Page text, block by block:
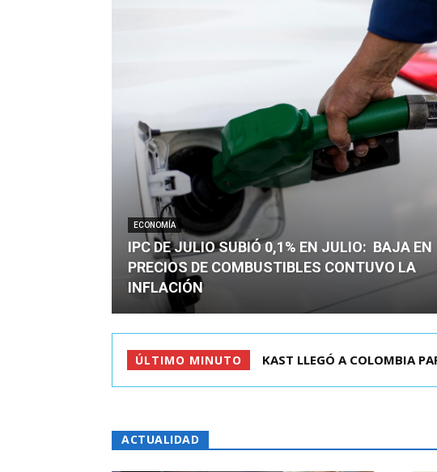
ECONOMÍA
IPC DE JULIO SUBIÓ 0,1% EN JULIO: BAJA EN
PRECIOS DE COMBUSTIBLES CONTUVO LA
INFLACIÓN
ÚLTIMO MINUTO RIÑA EN CITÉ DE LA
ACTUALIDAD